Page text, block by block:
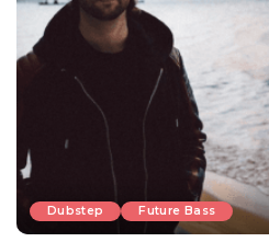
Dubstep Future Bass